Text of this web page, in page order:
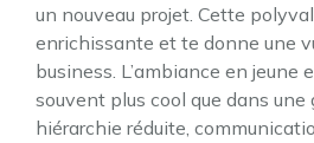
un nouveau projet. Cette
enrichissante et te donne une
business. L’ambiance en jeune
souvent plus cool que dans une
hiérarchie réduite,